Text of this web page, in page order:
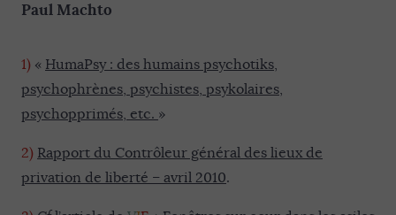
Paul Machto
1) « HumaPsy : des humains psychotiks,
psychophrènes, psychistes, psykolaires,
psychopprimés, etc. »
2) Rapport du Contrôleur général des lieux de
privation de liberté – avril 2010.